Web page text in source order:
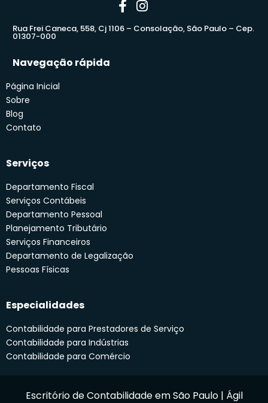
Rua Frei Caneca, 558, Cj 1106 – Consolação, São Paulo – Cep.
01307-000
Navegação rápida
Página Inicial
Sobre
Blog
Contato
Serviços
Departamento Fiscal
Serviços Contábeis
Departamento Pessoal
Planejamento Tributário
Serviços Financeiros
Departamento de Legalização
Pessoas Físicas
Especialidades
Contabilidade para Prestadores de Serviço
Contabilidade para Indústrias
Contabilidade para Comércio
Escritório de Contabilidade em São Paulo | Ágil